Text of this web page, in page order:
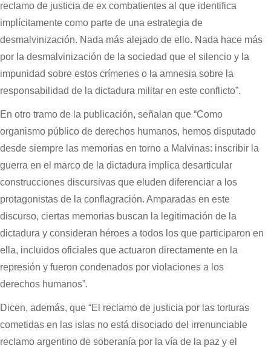
reclamo de justicia de ex combatientes al que identifica
implícitamente como parte de una estrategia de
desmalvinización. Nada más alejado de ello. Nada hace más
por la desmalvinización de la sociedad que el silencio y la
impunidad sobre estos crímenes o la amnesia sobre la
responsabilidad de la dictadura militar en este conflicto”.
En otro tramo de la publicación, señalan que “Como
organismo público de derechos humanos, hemos disputado
desde siempre las memorias en torno a Malvinas: inscribir la
guerra en el marco de la dictadura implica desarticular
construcciones discursivas que eluden diferenciar a los
protagonistas de la conflagración. Amparadas en este
discurso, ciertas memorias buscan la legitimación de la
dictadura y consideran héroes a todos los que participaron en
ella, incluidos oficiales que actuaron directamente en la
represión y fueron condenados por violaciones a los
derechos humanos”.
Dicen, además, que “El reclamo de justicia por las torturas
cometidas en las islas no está disociado del irrenunciable
reclamo argentino de soberanía por la vía de la paz y el